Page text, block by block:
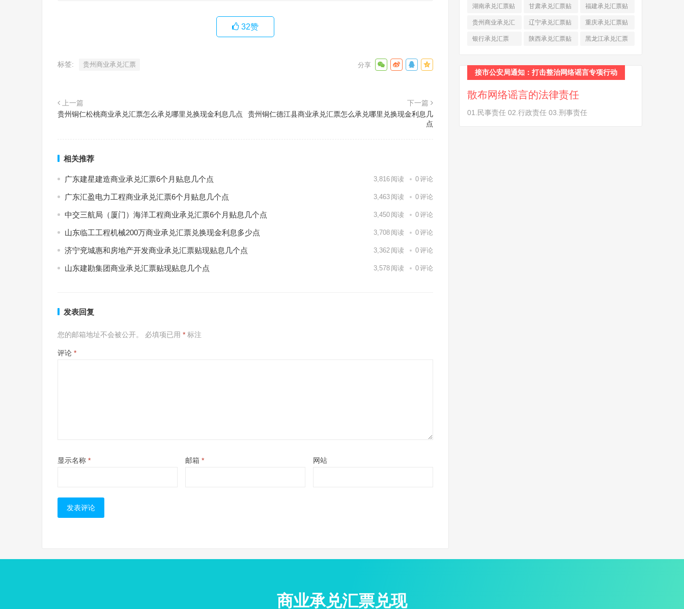
32赞
标签: 贵州商业承兑汇票
上一篇
贵州铜仁松桃商业承兑汇票怎么承兑哪里兑换现金利息几点
下一篇
贵州铜仁德江县商业承兑汇票怎么承兑哪里兑换现金利息几
点
相关推荐
广东建星建造商业承兑汇票6个月贴息几个点 3,816 阅读 0评论
广东汇盈电力工程商业承兑汇票6个月贴息几个点 3,463 阅读 0评论
中交三航局（厦门）海洋工程商业承兑汇票6个月贴息几个点 3,450 阅读 0评论
山东临工工程机械200万商业承兑汇票兑换现金利息多少点 3,708 阅读 0评论
济宁兖城惠和房地产开发商业承兑汇票贴现贴息几个点 3,362 阅读 0评论
山东建勘集团商业承兑汇票贴现贴息几个点 3,578 阅读 0评论
发表回复
您的邮箱地址不会被公开。 必填项已用 * 标注
评论 *
显示名称 * 邮箱 * 网站
现(691)
现(145)
现(587)
湖南承兑汇票贴
现(453)
甘肃承兑汇票贴
现(194)
福建承兑汇票贴
现(945)
贵州商业承兑汇
票(284)
辽宁承兑汇票贴
现(344)
重庆承兑汇票贴
现(232)
银行承兑汇票
陕西承兑汇票贴
黑龙江承兑汇票
接市公安局通知：打击整治网络谣言专项行动
散布网络谣言的法律责任
01.民事责任 02.行政责任 03.刑事责任
商业承兑汇票兑现